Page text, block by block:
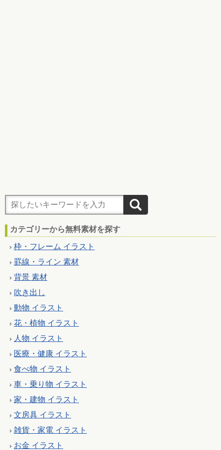
カテゴリーから無料素材を探す
枠・フレーム イラスト
罫線・ライン 素材
背景 素材
吹き出し
動物 イラスト
花・植物 イラスト
人物 イラスト
医療・健康 イラスト
食べ物 イラスト
車・乗り物 イラスト
家・建物 イラスト
文房具 イラスト
雑貨・家電 イラスト
お金 イラスト